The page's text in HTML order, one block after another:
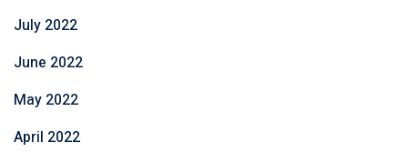
July 2022
June 2022
May 2022
April 2022